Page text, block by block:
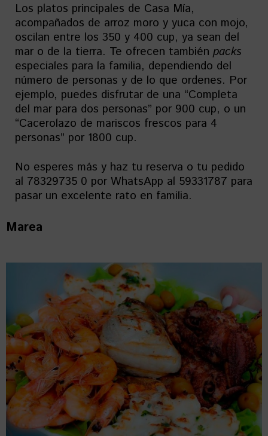
Los platos principales de Casa Mía,
acompañados de arroz moro y yuca con mojo,
oscilan entre los 350 y 400 cup, ya sean del
mar o de la tierra. Te ofrecen también packs
especiales para la familia, dependiendo del
número de personas y de lo que ordenes. Por
ejemplo, puedes disfrutar de una “Completa
del mar para dos personas” por 900 cup, o un
“Cacerolazo de mariscos frescos para 4
personas” por 1800 cup.
No esperes más y haz tu reserva o tu pedido
al 78329735 0 por WhatsApp al 59331787 para
pasar un excelente rato en familia.
Marea